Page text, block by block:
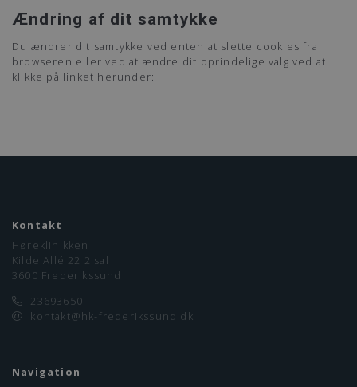
Ændring af dit samtykke
Du ændrer dit samtykke ved enten at slette cookies fra
browseren eller ved at ændre dit oprindelige valg ved at
klikke på linket herunder:
Kontakt
Høreklinikken
Kilde Allé 22 2.sal
3600 Frederikssund
23693650
kontakt@hk-frederikssund.dk
Navigation